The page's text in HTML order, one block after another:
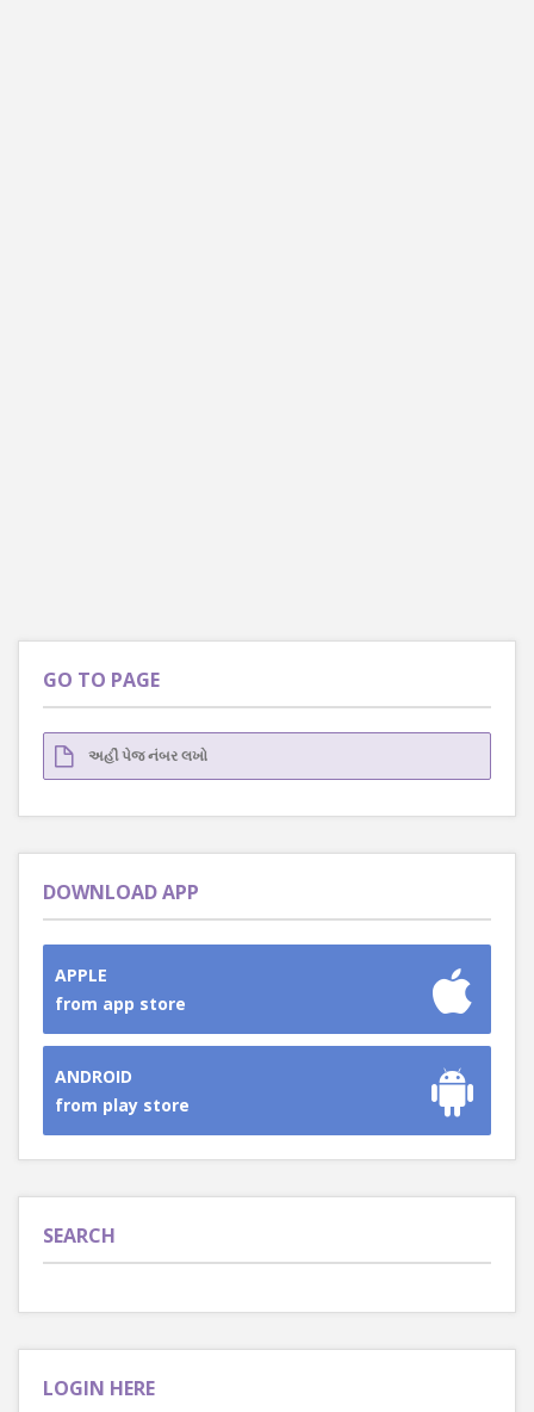
GO TO PAGE
DOWNLOAD APP
APPLE
from app store
ANDROID
from play store
SEARCH
LOGIN HERE